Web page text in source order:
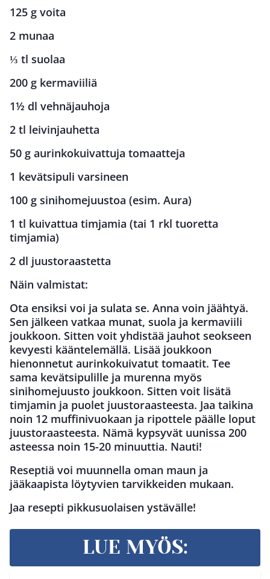
125 g voita
2 munaa
⅓ tl suolaa
200 g kermaviiliä
1½ dl vehnäjauhoja
2 tl leivinjauhetta
50 g aurinkokuivattuja tomaatteja
1 kevätsipuli varsineen
100 g sinihomejuustoa (esim. Aura)
1 tl kuivattua timjamia (tai 1 rkl tuoretta
timjamia)
2 dl juustoraastetta
Näin valmistat:
Ota ensiksi voi ja sulata se. Anna voin jäähtyä.
Sen jälkeen vatkaa munat, suola ja kermaviili
joukkoon. Sitten voit yhdistää jauhot seokseen
kevyesti kääntelemällä. Lisää joukkoon
hienonnetut aurinkokuivatut tomaatit. Tee
sama kevätsipulille ja murenna myös
sinihomejuusto joukkoon. Sitten voit lisätä
timjamin ja puolet juustoraasteesta. Jaa taikina
noin 12 muffinivuokaan ja ripottele päälle loput
juustoraasteesta. Nämä kypsyvät uunissa 200
asteessa noin 15-20 minuuttia. Nauti!
Reseptiä voi muunnella oman maun ja
jääkaapista löytyvien tarvikkeiden mukaan.
Jaa resepti pikkusuolaisen ystävälle!
LUE MYÖS: